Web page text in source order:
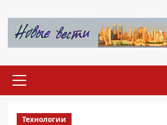
содержимому
меню
Технологии